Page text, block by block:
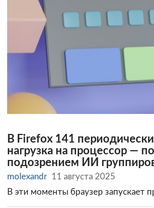
В Firefox 141 периодически
нагрузка на процессор —
подозрением ИИ
molexandr 11 августа 2025
В эти моменты браузер запускает